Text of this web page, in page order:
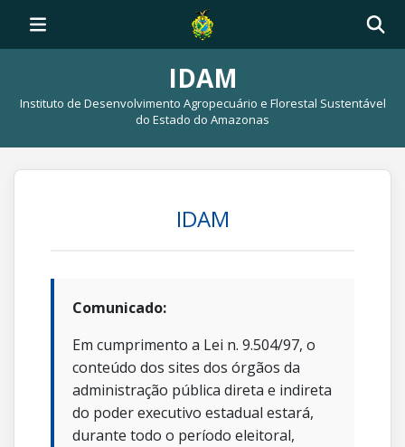
IDAM
Instituto de Desenvolvimento Agropecuário e Florestal Sustentável
do Estado do Amazonas
IDAM
Comunicado:
Em cumprimento a Lei n. 9.504/97, o
conteúdo dos sites dos órgãos da
administração pública direta e indireta
do poder executivo estadual estará,
durante todo o período eleitoral,